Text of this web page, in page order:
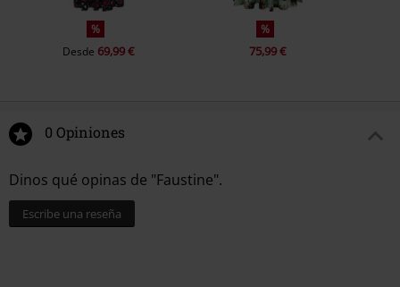
%
Desde 69,99 €
%
75,99 €
0 Opiniones
Dinos qué opinas de "Faustine".
Escribe una reseña